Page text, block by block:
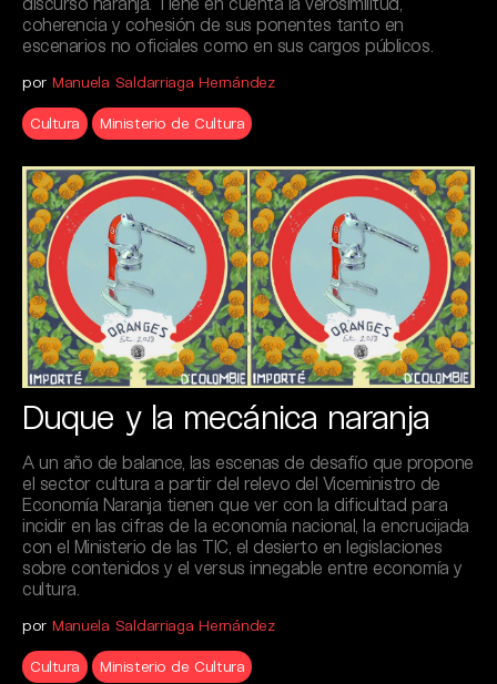
coherencia y cohesión de sus ponentes tanto en
escenarios no oficiales como en sus cargos públicos.
por Manuela Saldarriaga Hernández
Cultura Ministerio de Cultura
Duque y la mecánica naranja
A un año de balance, las escenas de desafío que propone
el sector cultura a partir del relevo del Viceministro de
Economía Naranja tienen que ver con la dificultad para
incidir en las cifras de la economía nacional, la encrucijada
con el Ministerio de las TIC, el desierto en legislaciones
sobre contenidos y el versus innegable entre economía y
cultura.
por Manuela Saldarriaga Hernández
Cultura Ministerio de Cultura